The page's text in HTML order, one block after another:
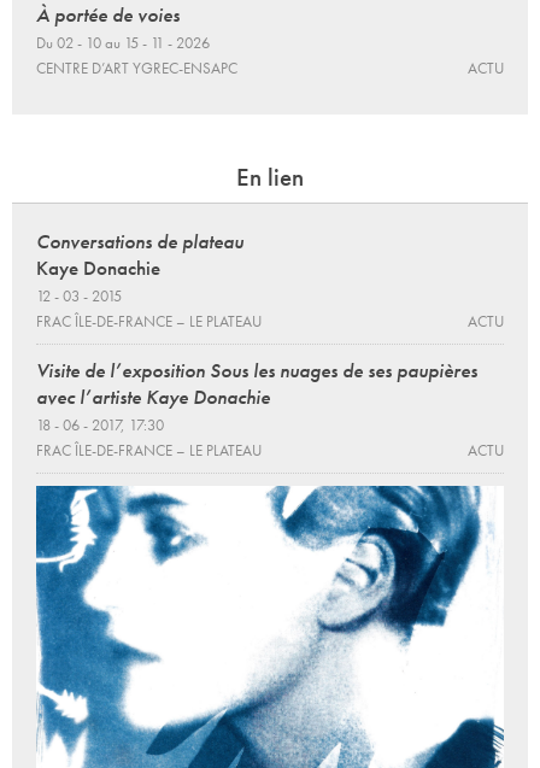
À portée de voies
Du 02 - 10 au 15 - 11 - 2026
CENTRE D’ART YGREC-ENSAPC
ACTU
En lien
Conversations de plateau
Kaye Donachie
12 - 03 - 2015
FRAC ÎLE-DE-FRANCE – LE PLATEAU
ACTU
Visite de l’exposition Sous les nuages de ses paupières
avec l’artiste Kaye Donachie
18 - 06 - 2017, 17:30
FRAC ÎLE-DE-FRANCE – LE PLATEAU
ACTU